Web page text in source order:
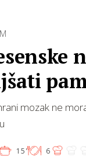
mozak ne
15' 6